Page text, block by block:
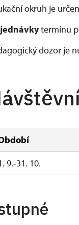
okruh je určen
termínu
dozor je
9.-31. 10.